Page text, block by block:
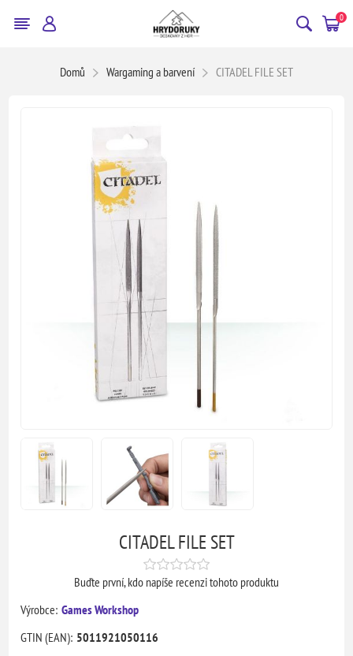
0
Domů Wargaming a barvení CITADEL FILE SET
CITADEL FILE SET
Buďte první, kdo napíše recenzi tohoto produktu
Výrobce: Games Workshop
GTIN (EAN): 5011921050116